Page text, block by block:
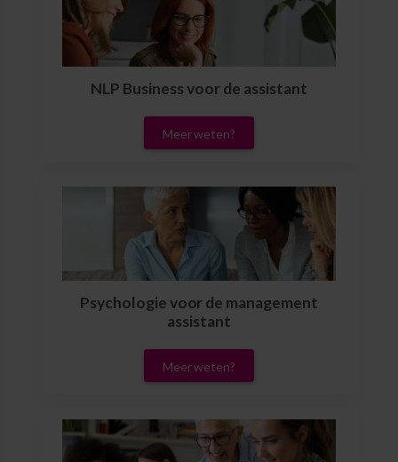
NLP Business voor de assistant
Meer weten?
Psychologie voor de management
assistant
Meer weten?